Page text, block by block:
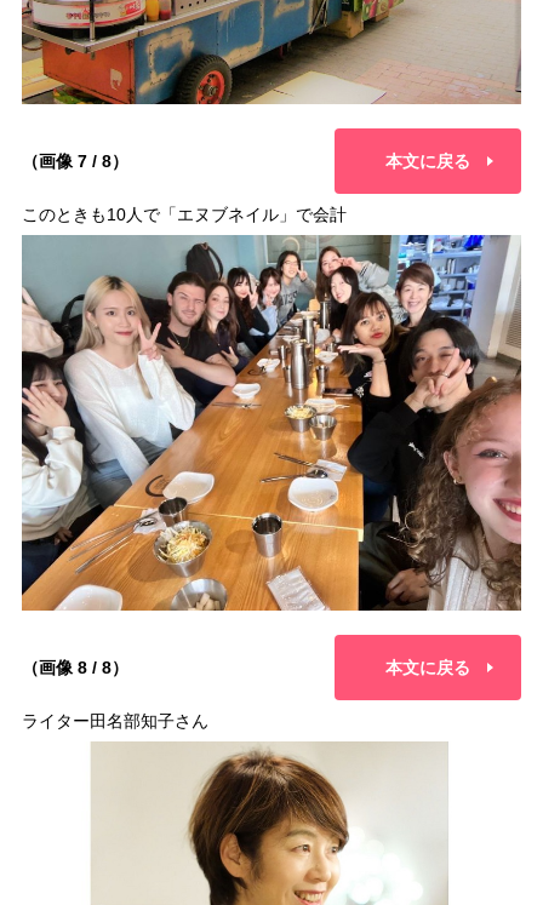
（画像 7 / 8） 本文に戻る
このときも10人で「エヌブネイル」で会計
（画像 8 / 8） 本文に戻る
ライター田名部知子さん